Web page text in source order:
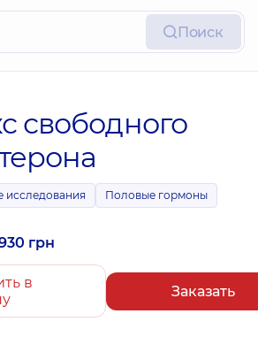
Поиск
свободного
исследования Половые гормоны
грн
в
Заказать